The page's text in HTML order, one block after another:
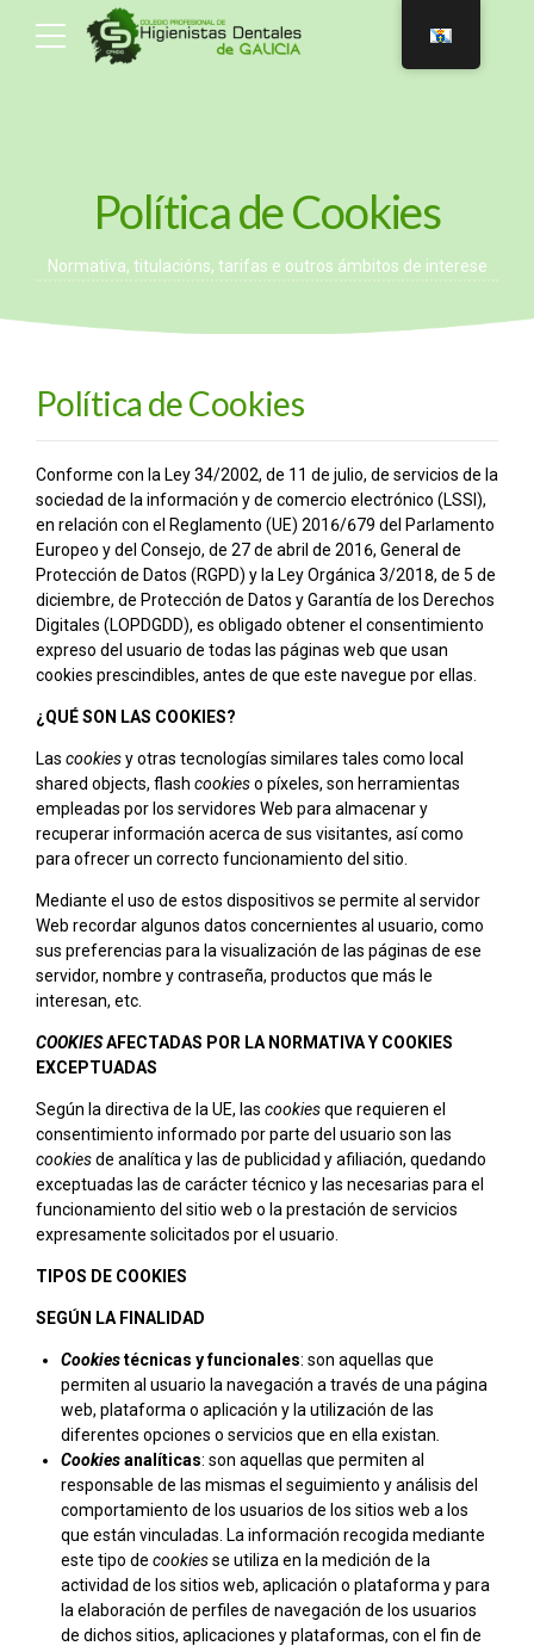
Política de Cookies
Normativa, titulacións, tarifas e outros ámbitos de interese
Política de Cookies
Conforme con la Ley 34/2002, de 11 de julio, de servicios de la
sociedad de la información y de comercio electrónico (LSSI),
en relación con el Reglamento (UE) 2016/679 del Parlamento
Europeo y del Consejo, de 27 de abril de 2016, General de
Protección de Datos (RGPD) y la Ley Orgánica 3/2018, de 5 de
diciembre, de Protección de Datos y Garantía de los Derechos
Digitales (LOPDGDD), es obligado obtener el consentimiento
expreso del usuario de todas las páginas web que usan
cookies prescindibles, antes de que este navegue por ellas.
¿QUÉ SON LAS COOKIES?
Las cookiesy otras tecnologías similares tales como local
shared objects, flash cookieso píxeles, son herramientas
empleadas por los servidores Web para almacenar y
recuperar información acerca de sus visitantes, así como
para ofrecer un correcto funcionamiento del sitio.
Mediante el uso de estos dispositivos se permite al servidor
Web recordar algunos datos concernientes al usuario, como
sus preferencias para la visualización de las páginas de ese
servidor, nombre y contraseña, productos que más le
interesan, etc.
COOKIESAFECTADAS POR LA NORMATIVA Y COOKIES
EXCEPTUADAS
Según la directiva de la UE, las cookiesque requieren el
consentimiento informado por parte del usuario son las
cookiesde analítica y las de publicidad y afiliación, quedando
exceptuadas las de carácter técnico y las necesarias para el
funcionamiento del sitio web o la prestación de servicios
expresamente solicitados por el usuario.
TIPOS DE COOKIES
SEGÚN LA FINALIDAD
Cookiestécnicas y funcionales: son aquellas que
permiten al usuario la navegación a través de una página
web, plataforma o aplicación y la utilización de las
diferentes opciones o servicios que en ella existan
Cookiesanalíticas: son aquellas que permiten al
responsable de las mismas el seguimiento y análisis del
comportamiento de los usuarios de los sitios web a los
que están vinculadas. La información recogida mediante
este tipo de cookiesse utiliza en la medición de la
actividad de los sitios web, aplicación o plataforma y para
la elaboración de perfiles de navegación de los usuarios
de dichos sitios, aplicaciones y plataformas, con el fin de